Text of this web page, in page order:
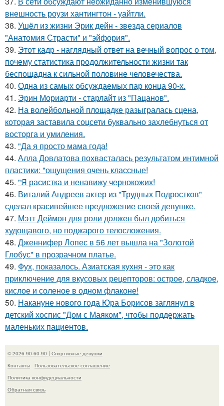
внешность роузи хантингтон - уайтли.
38. Ушёл из жизни Эрик дейн - звезда сериалов
"Анатомия Страсти" и "эйфория".
39. Этот кадр - наглядный ответ на вечный вопрос о том,
почему статистика продолжительности жизни так
беспощадна к сильной половине человечества.
40. Одна из самых обсуждаемых пар конца 90-х.
41. Эрин Мориарти - старлайт из "Пацанов".
42. На волейбольной площадке разыгралась сцена,
которая заставила соцсети буквально захлебнуться от
восторга и умиления.
43. "Да я просто мама года!
44. Алла Довлатова похвасталась результатом интимной
пластики: "ощущения очень классные!
45. "Я расистка и ненавижу чернокожих!
46. Виталий Андреев актер из "Трудных Подростков"
сделал красивейшее предложение своей девушке.
47. Мэтт Деймон для роли должен был добиться
худощавого, но поджарого телосложения.
48. Дженнифер Лопес в 56 лет вышла на "Золотой
Глобус" в прозрачном платье.
49. Фух, показалось. Азиатская кухня - это как
приключение для вкусовых рецепторов: острое, сладкое,
кислое и соленое в одном флаконе!
50. Накануне нового года Юра Борисов заглянул в
детский хоспис "Дом с Маяком", чтобы поддержать
маленьких пациентов.
© 2026 90-60-90 | Спортивные девушки
Контакты
Пользовательское соглашение
Политика конфидециальности
Обратная связь